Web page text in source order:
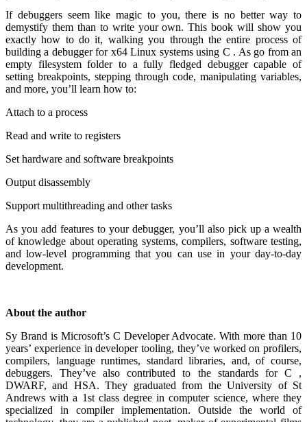
If debuggers seem like magic to you, there is no better way to
demystify them than to write your own. This book will show you
exactly how to do it, walking you through the entire process of
building a debugger for x64 Linux systems using C . As go from an
empty filesystem folder to a fully fledged debugger capable of
setting breakpoints, stepping through code, manipulating variables,
and more, you’ll learn how to:
Attach to a process
Read and write to registers
Set hardware and software breakpoints
Output disassembly
Support multithreading and other tasks
As you add features to your debugger, you’ll also pick up a wealth
of knowledge about operating systems, compilers, software testing,
and low-level programming that you can use in your day-to-day
development.
About the author
Sy Brand is Microsoft’s C Developer Advocate. With more than 10
years’ experience in developer tooling, they’ve worked on profilers,
compilers, language runtimes, standard libraries, and, of course,
debuggers. They’ve also contributed to the standards for C ,
DWARF, and HSA. They graduated from the University of St
Andrews with a 1st class degree in computer science, where they
specialized in compiler implementation. Outside the world of